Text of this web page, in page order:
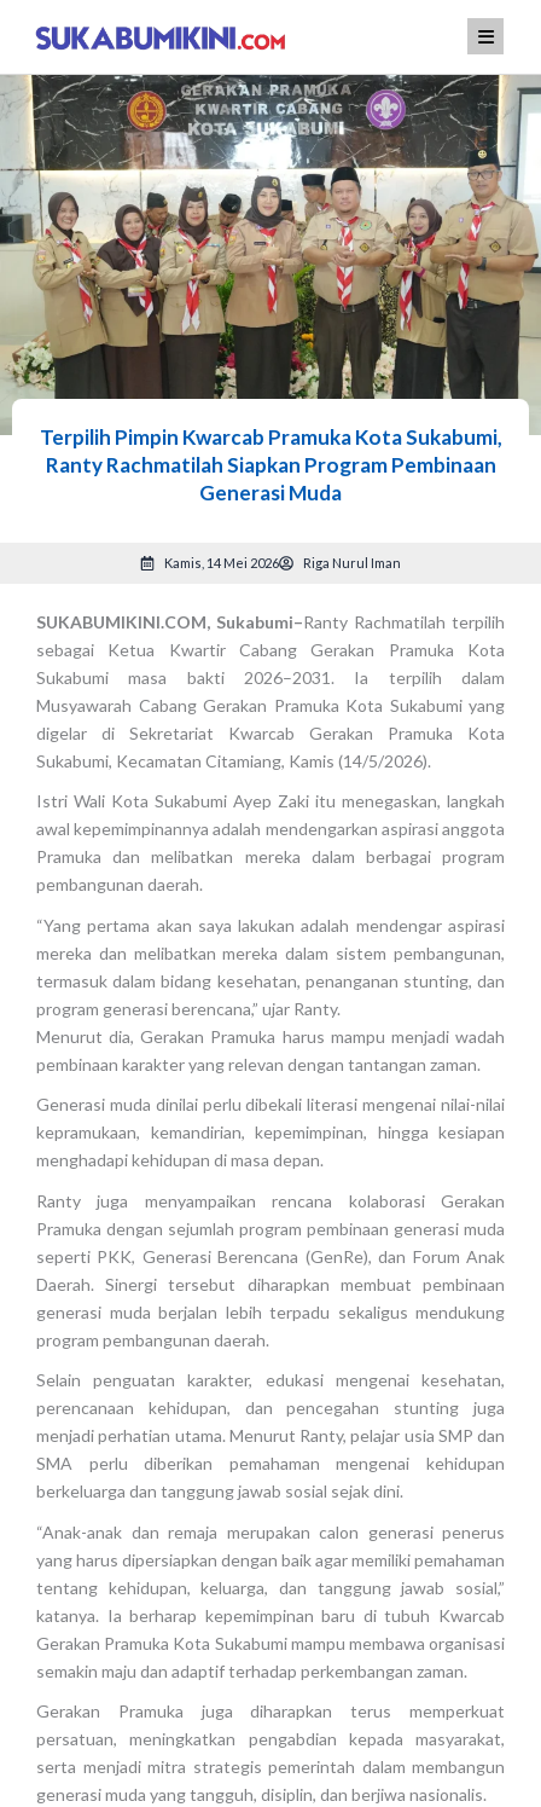
konten
Terpilih Pimpin Kwarcab Pramuka Kota Sukabumi,
Ranty Rachmatilah Siapkan Program Pembinaan
Generasi Muda
Kamis, 14 Mei 2026 Riga Nurul Iman
SUKABUMIKINI.COM, Sukabumi–Ranty Rachmatilah terpilih
sebagai Ketua Kwartir Cabang Gerakan Pramuka Kota
Sukabumi masa bakti 2026–2031. Ia terpilih dalam
Musyawarah Cabang Gerakan Pramuka Kota Sukabumi yang
digelar di Sekretariat Kwarcab Gerakan Pramuka Kota
Sukabumi, Kecamatan Citamiang, Kamis (14/5/2026).
Istri Wali Kota Sukabumi Ayep Zaki itu menegaskan, langkah
awal kepemimpinannya adalah mendengarkan aspirasi anggota
Pramuka dan melibatkan mereka dalam berbagai program
pembangunan daerah.
“Yang pertama akan saya lakukan adalah mendengar aspirasi
mereka dan melibatkan mereka dalam sistem pembangunan,
termasuk dalam bidang kesehatan, penanganan stunting, dan
program generasi berencana,” ujar Ranty.
Menurut dia, Gerakan Pramuka harus mampu menjadi wadah
pembinaan karakter yang relevan dengan tantangan zaman.
Generasi muda dinilai perlu dibekali literasi mengenai nilai-nilai
kepramukaan, kemandirian, kepemimpinan, hingga kesiapan
menghadapi kehidupan di masa depan.
Ranty juga menyampaikan rencana kolaborasi Gerakan
Pramuka dengan sejumlah program pembinaan generasi muda
seperti PKK, Generasi Berencana (GenRe), dan Forum Anak
Daerah. Sinergi tersebut diharapkan membuat pembinaan
generasi muda berjalan lebih terpadu sekaligus mendukung
program pembangunan daerah.
Selain penguatan karakter, edukasi mengenai kesehatan,
perencanaan kehidupan, dan pencegahan stunting juga
menjadi perhatian utama. Menurut Ranty, pelajar usia SMP dan
SMA perlu diberikan pemahaman mengenai kehidupan
berkeluarga dan tanggung jawab sosial sejak dini.
“Anak-anak dan remaja merupakan calon generasi penerus
yang harus dipersiapkan dengan baik agar memiliki pemahaman
tentang kehidupan, keluarga, dan tanggung jawab sosial,”
katanya. Ia berharap kepemimpinan baru di tubuh Kwarcab
Gerakan Pramuka Kota Sukabumi mampu membawa organisasi
semakin maju dan adaptif terhadap perkembangan zaman.
Gerakan Pramuka juga diharapkan terus memperkuat
persatuan, meningkatkan pengabdian kepada masyarakat,
serta menjadi mitra strategis pemerintah dalam membangun
generasi muda yang tangguh, disiplin, dan berjiwa nasionalis.